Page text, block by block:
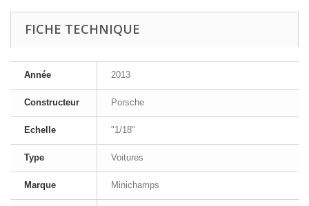
FICHE TECHNIQUE
Année 2013
Constructeur Porsche
Echelle "1/18"
Type Voitures
Marque Minichamps